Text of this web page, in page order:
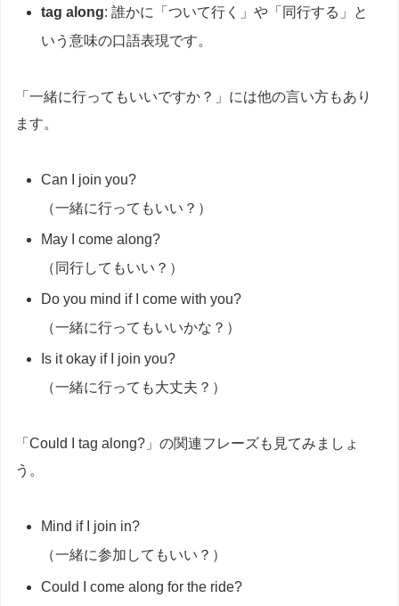
tag along: 誰かに「ついて行く」や「同行する」と
いう意味の口語表現です。
「一緒に行ってもいいですか？」には他の言い方もあり
ます。
Can I join you?
（一緒に行ってもいい？）
May I come along?
（同行してもいい？）
Do you mind if I come with you?
（一緒に行ってもいいかな？）
Is it okay if I join you?
（一緒に行っても大丈夫？）
「Could I tag along?」の関連フレーズも見てみましょ
う。
Mind if I join in?
（一緒に参加してもいい？）
Could I come along for the ride?